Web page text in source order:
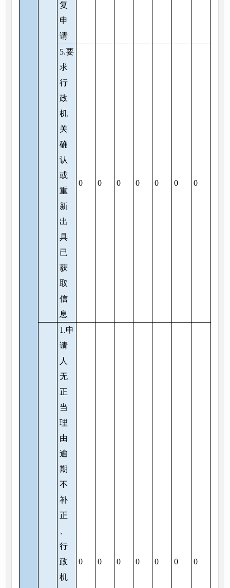
复
申
请
5.要
求
行
政
机
关
确
认
或
重
新
出
具
已
获
取
信
息
0 0 0 0 0 0 0
1.申
请
人
无
正
当
理
由
逾
期
不
补
正
行
政
机
0 0 0 0 0 0 0